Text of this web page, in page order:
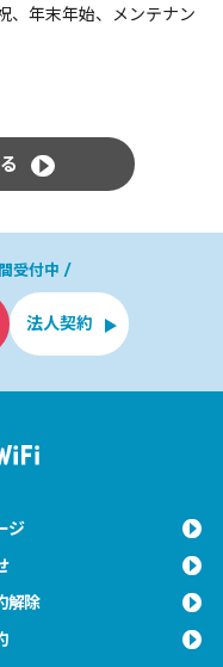
、年末年始、メンテナン
受付中 /
法人契約
ジ
解除